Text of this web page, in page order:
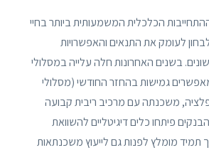
הכלכלית המשמעותית ביותר בחיי
לעומק את התנאים והאפשרויות
בשנים האחרונות חלה עלייה במסלולי
גמישות בהחזר החודשי (מסלולי
משכנתה עם מרכיב ריבית קבועה
בשנת 2025, הבנקים פיתחו כלים דיגיטליים להשוואת
מומלץ לפנות גם לייעוץ משכנתאות